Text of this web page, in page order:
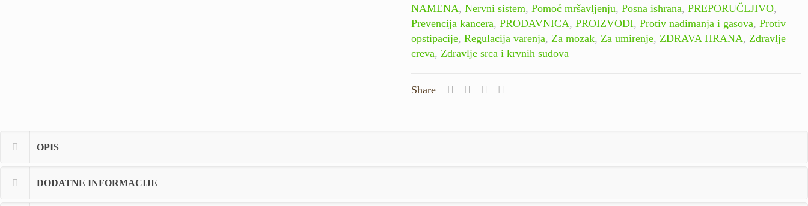
NAMENA, Nervni sistem, Pomoć mršavljenju, Posna ishrana, PREPORUČLJIVO,
Prevencija kancera, PRODAVNICA, PROIZVODI, Protiv nadimanja i gasova, Protiv
opstipacije, Regulacija varenja, Za mozak, Za umirenje, ZDRAVA HRANA, Zdravlje
creva, Zdravlje srca i krvnih sudova
Share
OPIS
DODATNE INFORMACIJE